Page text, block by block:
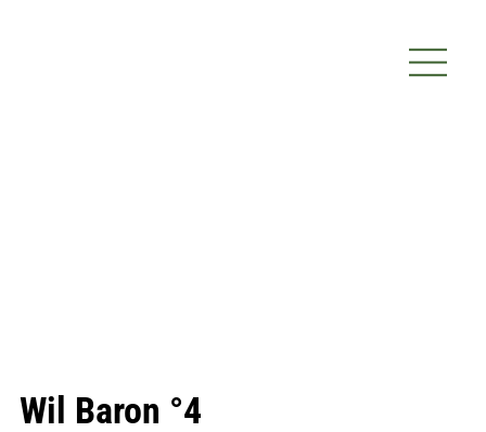
Wil Baron °4